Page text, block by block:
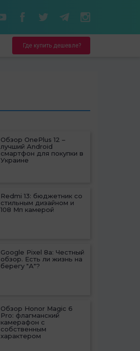
Где купить дешевле?
Обзор OnePlus 12 –
лучший Android
смартфон для покупки в
Украине
Redmi 13: бюджетник со
стильным дизайном и
108 Мп камерой
Google Pixel 8a: Честный
обзор. Есть ли жизнь на
берегу "А"?
Обзор Honor Magic 6
Pro: флагманский
камерафон с
собственным
характером